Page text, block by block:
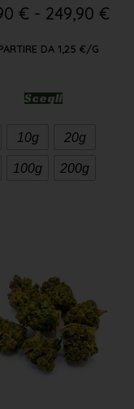
€ - 249,90 €
DA 1,25 €/G
Scegli
10g 20g
100g 200g